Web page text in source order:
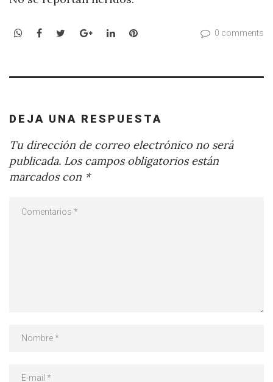
WhatsApp
Facebook
TwitterGoogle+LinkedInPinterest 0 comments
DEJA UNA RESPUESTA
Tu dirección de correo electrónico no será
publicada. Los campos obligatorios están
marcados con *